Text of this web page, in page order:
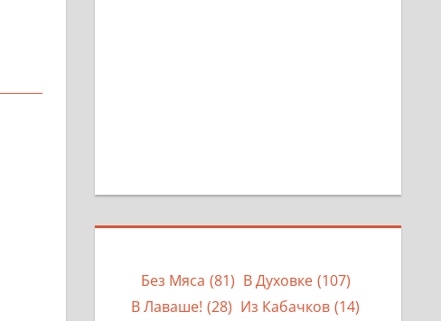
Без Мяса (81) В Духовке (107)
В Лаваше! (28) Из Кабачков (14)